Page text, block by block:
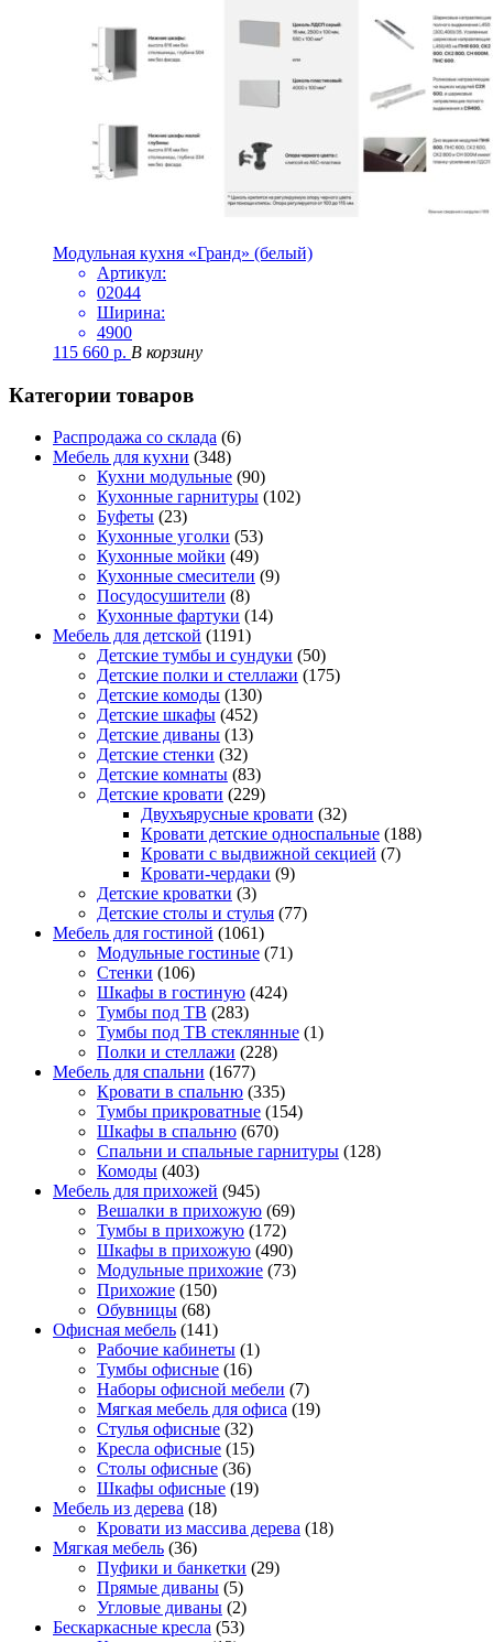
Модульная кухня «Гранд» (белый)
Артикул:
02044
Ширина:
4900
115 660 р. В корзину
Категории товаров
Распродажа со склада (6)
Мебель для кухни (348)
Кухни модульные (90)
Кухонные гарнитуры (102)
Буфеты (23)
Кухонные уголки (53)
Кухонные мойки (49)
Кухонные смесители (9)
Посудосушители (8)
Кухонные фартуки (14)
Мебель для детской (1191)
Детские тумбы и сундуки (50)
Детские полки и стеллажи (175)
Детские комоды (130)
Детские шкафы (452)
Детские диваны (13)
Детские стенки (32)
Детские комнаты (83)
Детские кровати (229)
Двухъярусные кровати (32)
Кровати детские односпальные (188)
Кровати с выдвижной секцией (7)
Кровати-чердаки (9)
Детские кроватки (3)
Детские столы и стулья (77)
Мебель для гостиной (1061)
Модульные гостиные (71)
Стенки (106)
Шкафы в гостиную (424)
Тумбы под ТВ (283)
Тумбы под ТВ стеклянные (1)
Полки и стеллажи (228)
Мебель для спальни (1677)
Кровати в спальню (335)
Тумбы прикроватные (154)
Шкафы в спальню (670)
Спальни и спальные гарнитуры (128)
Комоды (403)
Мебель для прихожей (945)
Вешалки в прихожую (69)
Тумбы в прихожую (172)
Шкафы в прихожую (490)
Модульные прихожие (73)
Прихожие (150)
Обувницы (68)
Офисная мебель (141)
Рабочие кабинеты (1)
Тумбы офисные (16)
Наборы офисной мебели (7)
Мягкая мебель для офиса (19)
Стулья офисные (32)
Кресла офисные (15)
Столы офисные (36)
Шкафы офисные (19)
Мебель из дерева (18)
Кровати из массива дерева (18)
Мягкая мебель (36)
Пуфики и банкетки (29)
Прямые диваны (5)
Угловые диваны (2)
Бескаркасные кресла (53)